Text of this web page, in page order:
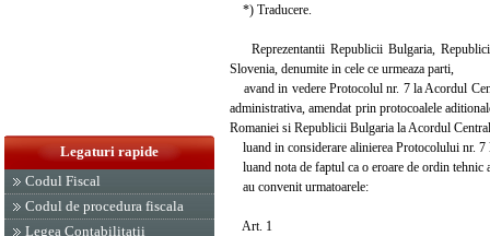
Legaturi rapide
Codul Fiscal
Codul de procedura fiscala
Legea Contabilitatii
*) Traducere.
Reprezentantii Republicii Bulgaria,
Slovenia, denumite in cele ce urmeaza parti,
avand in vedere Protocolul nr. 7 la Acordul
administrativa, amendat prin protocoalele
Romaniei si Republicii Bulgaria la Acordul
luand in considerare alinierea Protocolului nr.
luand nota de faptul ca o eroare de ordin tehnic
au convenit urmatoarele:
Art. 1